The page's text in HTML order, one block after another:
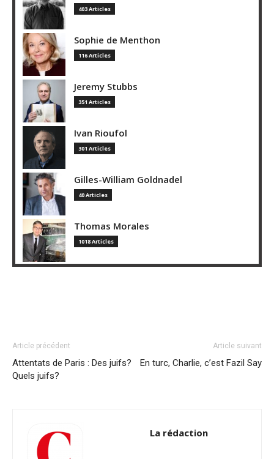
403 Articles
Sophie de Menthon
116 Articles
Jeremy Stubbs
351 Articles
Ivan Rioufol
301 Articles
Gilles-William Goldnadel
40 Articles
Thomas Morales
1018 Articles
Article précédent
Attentats de Paris : Des juifs?
Quels juifs?
Article suivant
En turc, Charlie, c’est Fazil Say
La rédaction